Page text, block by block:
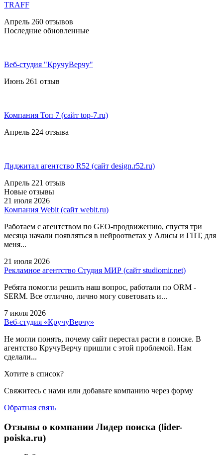
TRAFF
Апрель 260 отзывов
Последние обновленные
Веб-студия "КручуВерчу"
Июнь 261 отзыв
Компания Топ 7 (сайт top-7.ru)
Апрель 224 отзыва
Диджитал агентство R52 (сайт design.r52.ru)
Апрель 221 отзыв
Новые отзывы
21 июля 2026
Компания Webit (сайт webit.ru)
Работаем с агентством по GEO-продвижению, спустя три
месяца начали появляться в нейроответах у Алисы и ГПТ, для
меня...
21 июля 2026
Рекламное агентство Студия МИР (сайт studiomir.net)
Ребята помогли решить наш вопрос, работали по ORM -
SERM. Все отлично, лично могу советовать и...
7 июля 2026
Веб-студия «КручуВерчу»
Не могли понять, почему сайт перестал расти в поиске. В
агентство КручуВерчу пришли с этой проблемой. Нам
сделали...
Хотите в список?
Свяжитесь с нами или добавьте компанию через форму
Обратная связь
Отзывы о компании Лидер поиска (lider-
poiska.ru)